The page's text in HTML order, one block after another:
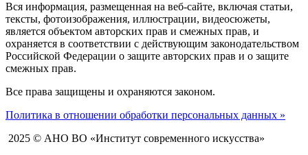
Вся информация, размещенная на веб-сайте, включая статьи,
тексты, фотоизображения, иллюстрации, видеосюжеты,
является объектом авторских прав и смежных прав, и
охраняется в соответствии с действующим законодательством
Российской Федерации о защите авторских прав и о защите
смежных прав.
Все права защищены и охраняются законом.
Политика в отношении обработки персональных данных »
2025 © АНО ВО «Институт современного искусства»